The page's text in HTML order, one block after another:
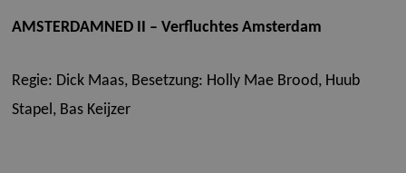
AMSTERDAMNED II – Verfluchtes Amsterdam
Regie: Dick Maas, Besetzung: Holly Mae Brood, Huub
Stapel, Bas Keijzer